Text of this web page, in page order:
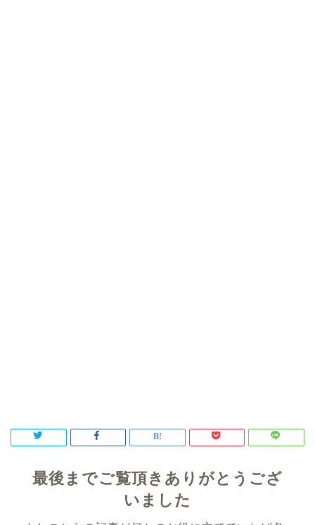
最後までご覧頂きありがとうござ
いました